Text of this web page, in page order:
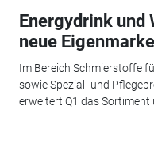
Energydrink und
neue
Im Bereich Schmierstoffe
sowie Spezial- und
erweitert Q1 das Sortiment